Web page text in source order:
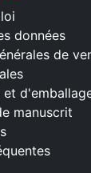
données
de
manuscrit